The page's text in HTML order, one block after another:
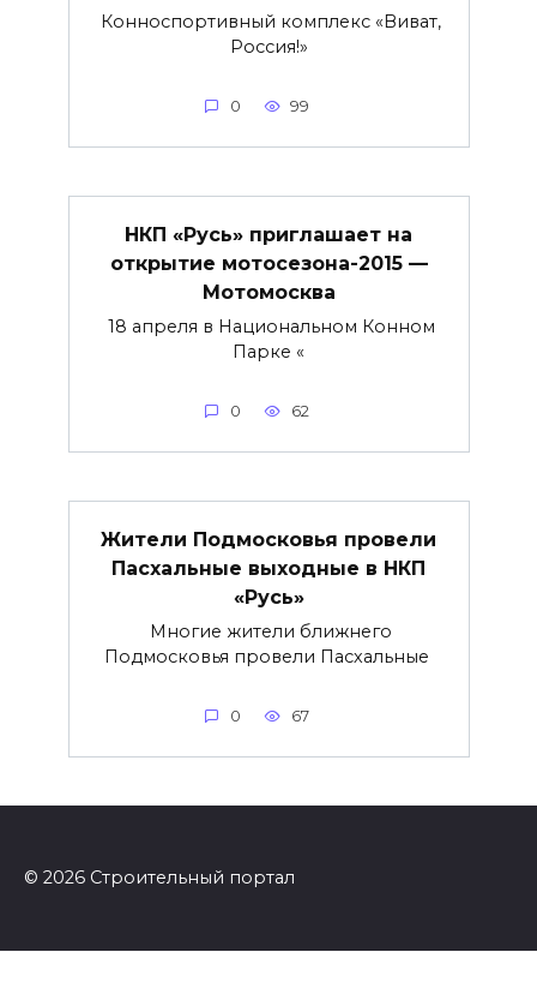
Конноспортивный комплекс «Виват,
Россия!»
0 99
НКП «Русь» приглашает на
открытие мотосезона-2015 —
Мотомосква
18 апреля в Национальном Конном
Парке «
0 62
Жители Подмосковья провели
Пасхальные выходные в НКП
«Русь»
Многие жители ближнего
Подмосковья провели Пасхальные
0 67
© 2026 Строительный портал